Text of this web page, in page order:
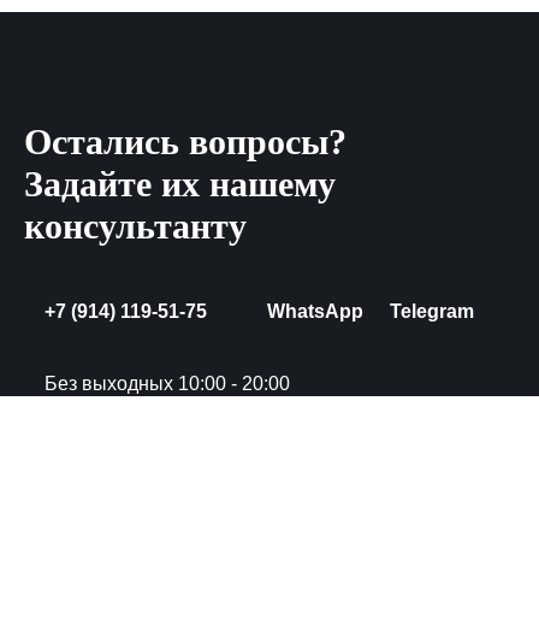
Остались вопросы?
Задайте их нашему
консультанту
+7 (914) 119-51-75 WhatsApp Telegram
Без выходных 10:00 - 20:00